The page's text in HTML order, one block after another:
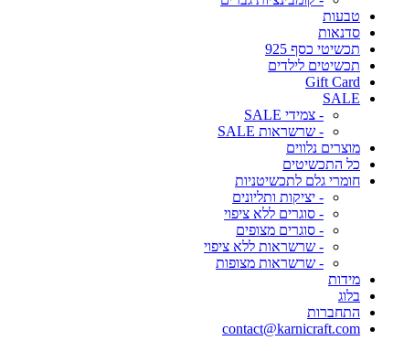
טבעות
סדנאות
תכשיטי כסף 925
תכשיטים לילדים
Gift Card
SALE
- צמידי SALE
- שרשראות SALE
מוצרים נלווים
כל התכשיטים
חומרי גלם לתכשיטניות
- יציקות ותליונים
- סוגרים ללא ציפוי
- סוגרים מצופים
- שרשראות ללא ציפוי
- שרשראות מצופות
מידות
בלוג
התחברות
contact@karnicraft.com